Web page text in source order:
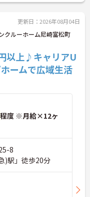
居室数は
話しいた更新日：2026年08月04日
クルーホーム尼崎富松町
以上♪キャリアU
ームで広域生活
程度 ※月給×12ヶ
8
)駅」徒歩20分